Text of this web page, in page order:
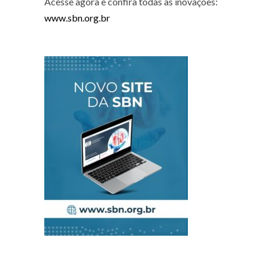
www.sbn.org.br